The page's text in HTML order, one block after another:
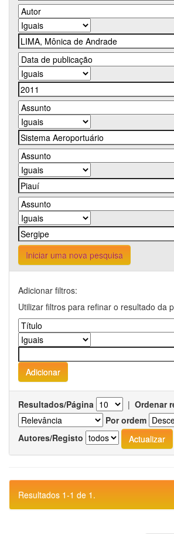
Iniciar uma nova pesquisa
Adicionar filtros:
Utilizar filtros para refinar o resultado da
Resultados/Página | Ordenar
Por ordem
Autores/Registo
Resultados 1-1 de 1.